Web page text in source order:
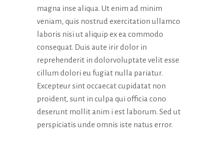
magna inse aliqua. Ut enim ad minim
veniam, quis nostrud exercitation ullamco
laboris nisi ut aliquip ex ea commodo
consequat. Duis aute irir dolor in
reprehenderit in dolorvoluptate velit esse
cillum dolori eu fugiat nulla pariatur.
Excepteur sint occaecat cupidatat non
proident, sunt in culpa qui officia cono
deserunt mollit anim i est laborum. Sed ut
perspiciatis unde omnis iste natus error.